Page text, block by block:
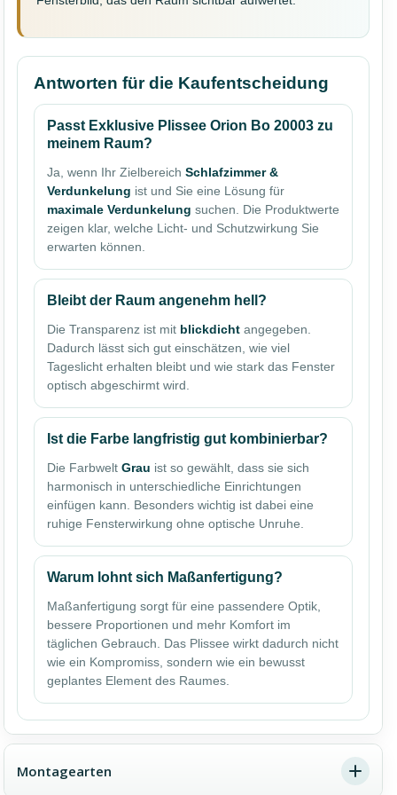
Antworten für die Kaufentscheidung
Passt Exklusive Plissee Orion Bo 20003 zu
meinem Raum?
Ja, wenn Ihr Zielbereich Schlafzimmer &
Verdunkelung ist und Sie eine Lösung für
maximale Verdunkelung suchen. Die Produktwerte
zeigen klar, welche Licht- und Schutzwirkung Sie
erwarten können.
Bleibt der Raum angenehm hell?
Die Transparenz ist mit blickdicht angegeben.
Dadurch lässt sich gut einschätzen, wie viel
Tageslicht erhalten bleibt und wie stark das Fenster
optisch abgeschirmt wird.
Ist die Farbe langfristig gut kombinierbar?
Die Farbwelt Grau ist so gewählt, dass sie sich
harmonisch in unterschiedliche Einrichtungen
einfügen kann. Besonders wichtig ist dabei eine
ruhige Fensterwirkung ohne optische Unruhe.
Warum lohnt sich Maßanfertigung?
Maßanfertigung sorgt für eine passendere Optik,
bessere Proportionen und mehr Komfort im
täglichen Gebrauch. Das Plissee wirkt dadurch nicht
wie ein Kompromiss, sondern wie ein bewusst
geplantes Element des Raumes.
Montagearten